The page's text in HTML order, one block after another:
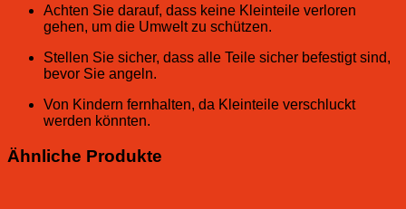
Achten Sie darauf, dass keine Kleinteile verloren
gehen, um die Umwelt zu schützen.
Stellen Sie sicher, dass alle Teile sicher befestigt sind,
bevor Sie angeln.
Von Kindern fernhalten, da Kleinteile verschluckt
werden könnten.
Ähnliche Produkte